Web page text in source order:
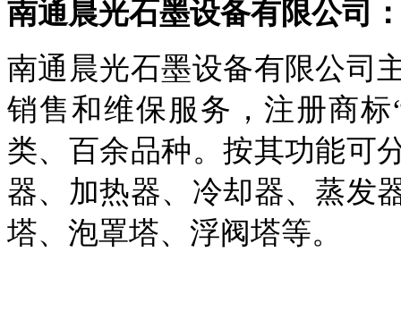
南通晨光石墨设备有限公司
南通晨光石墨设备有限公司
销售和维保服务，注册商标
类、百余品种。按其功能可
器、加热器、冷却器、蒸发
塔、泡罩塔、浮阀塔等。